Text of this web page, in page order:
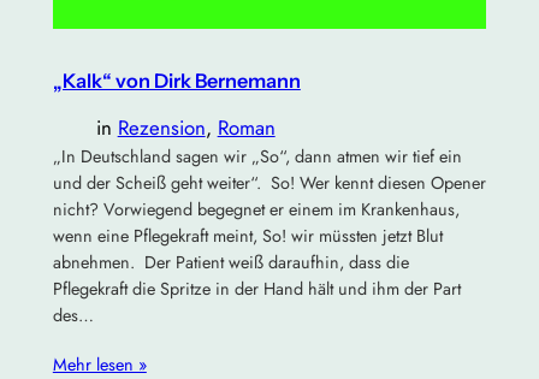
„Kalk“ von Dirk Bernemann
in Rezension, Roman
„In Deutschland sagen wir „So“, dann atmen wir tief ein
und der Scheiß geht weiter“. So! Wer kennt diesen Opener
nicht? Vorwiegend begegnet er einem im Krankenhaus,
wenn eine Pflegekraft meint, So! wir müssten jetzt Blut
abnehmen. Der Patient weiß daraufhin, dass die
Pflegekraft die Spritze in der Hand hält und ihm der Part
des…
Mehr lesen »